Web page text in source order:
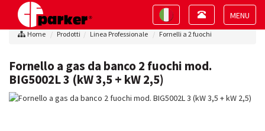
Toggle
Toggle
navigation
Toggle
navigation
Home Prodotti Linea Professionale Fornelli a 2 fuochi
Fornello a gas da banco 2 fuochi mod.
BIG5002L 3 (kW 3,5 + kW 2,5)